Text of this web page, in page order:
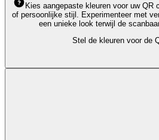
Kies aangepaste kleuren voor uw QR
of persoonlijke stijl. Experimenteer met
een unieke look terwijl de
Stel de kleuren voor de